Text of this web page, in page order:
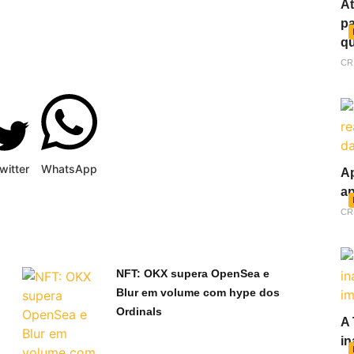
WhatsApp
NFT: OKX supera OpenSea e
Blur em volume com hype dos
Ordinals
A